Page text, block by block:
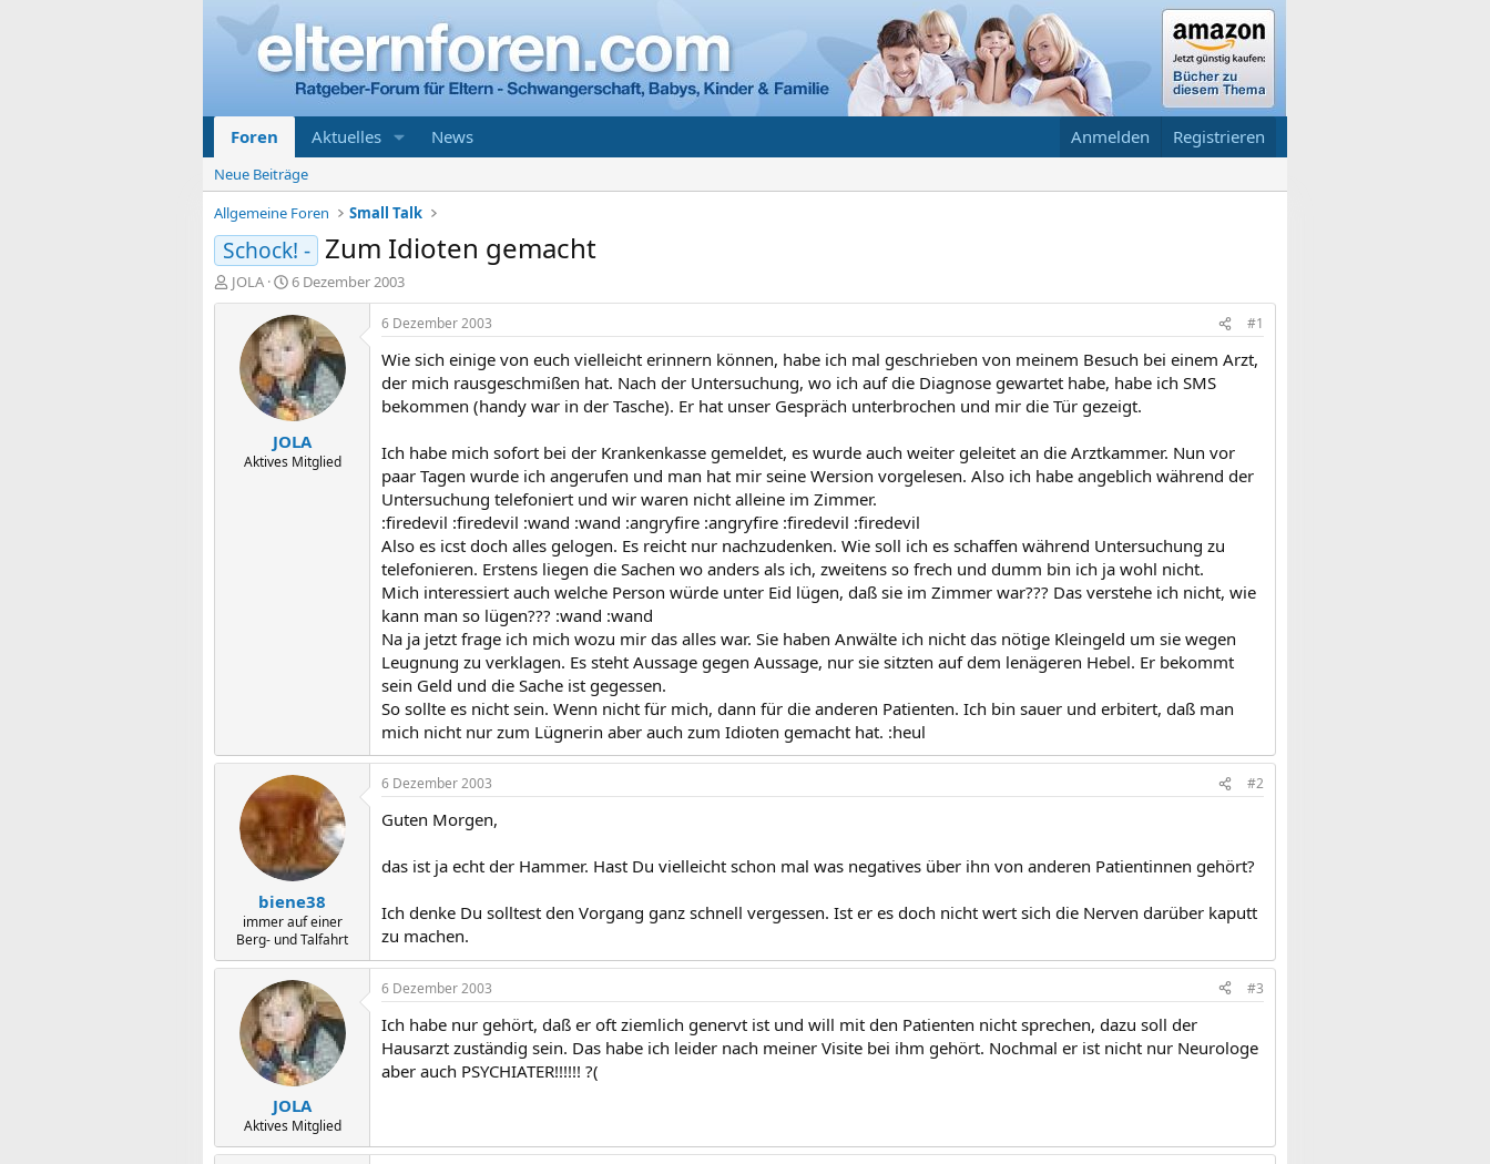
Foren Aktuelles News Anmelden Registrieren
Neue Beiträge
Allgemeine Foren
Small Talk
Schock! - Zum Idioten gemacht
E
r
JOLA
E
r
s
t
e
l
l
t
a
m
6 Dezember 2003
JOLA
Aktives Mitglied
6 Dezember 2003 #1
Wie sich einige von euch vielleicht erinnern können, habe ich mal geschrieben von meinem Besuch bei einem Arzt,
der mich rausgeschmißen hat. Nach der Untersuchung, wo ich auf die Diagnose gewartet habe, habe ich SMS
bekommen (handy war in der Tasche). Er hat unser Gespräch unterbrochen und mir die Tür gezeigt.
Ich habe mich sofort bei der Krankenkasse gemeldet, es wurde auch weiter geleitet an die Arztkammer. Nun vor
paar Tagen wurde ich angerufen und man hat mir seine Wersion vorgelesen. Also ich habe angeblich während der
Untersuchung telefoniert und wir waren nicht alleine im Zimmer.
:firedevil :firedevil :wand :wand :angryfire :angryfire :firedevil :firedevil
Also es icst doch alles gelogen. Es reicht nur nachzudenken. Wie soll ich es schaffen während Untersuchung zu
telefonieren. Erstens liegen die Sachen wo anders als ich, zweitens so frech und dumm bin ich ja wohl nicht.
Mich interessiert auch welche Person würde unter Eid lügen, daß sie im Zimmer war??? Das verstehe ich nicht, wie
kann man so lügen??? :wand :wand
Na ja jetzt frage ich mich wozu mir das alles war. Sie haben Anwälte ich nicht das nötige Kleingeld um sie wegen
Leugnung zu verklagen. Es steht Aussage gegen Aussage, nur sie sitzten auf dem lenägeren Hebel. Er bekommt
sein Geld und die Sache ist gegessen.
So sollte es nicht sein. Wenn nicht für mich, dann für die anderen Patienten. Ich bin sauer und erbitert, daß man
mich nicht nur zum Lügnerin aber auch zum Idioten gemacht hat. :heul
biene38
immer auf einer
Berg- und Talfahrt
6 Dezember 2003 #2
Guten Morgen,
das ist ja echt der Hammer. Hast Du vielleicht schon mal was negatives über ihn von anderen Patientinnen gehört?
Ich denke Du solltest den Vorgang ganz schnell vergessen. Ist er es doch nicht wert sich die Nerven darüber kaputt
zu machen.
JOLA
Aktives Mitglied
6 Dezember 2003 #3
Ich habe nur gehört, daß er oft ziemlich genervt ist und will mit den Patienten nicht sprechen, dazu soll der
Hausarzt zuständig sein. Das habe ich leider nach meiner Visite bei ihm gehört. Nochmal er ist nicht nur Neurologe
aber auch PSYCHIATER!!!!!! ?(